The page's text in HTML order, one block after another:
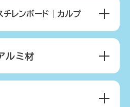
チレンボード｜カルプ
ルミ材